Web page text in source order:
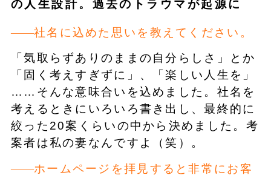
の人生設計。過去のトラウマが起源に
社名に込めた思いを教えてください。
「気取らずありのままの自分らしさ」とか
「固く考えすぎずに」、「楽しい人生を」
……そんな意味合いを込めました。社名を
考えるときにいろいろ書き出し、最終的に
絞った20案くらいの中から決めました。考
案者は私の妻なんですよ（笑）。
ホームページを拝見すると非常にお客